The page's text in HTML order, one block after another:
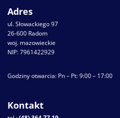
Adres
ul. Słowackiego 97
26-600 Radom
woj. mazowieckie
NIP: 7961422929
Godziny otwarcia: Pn – Pt: 9:00 – 17:00
Kontakt